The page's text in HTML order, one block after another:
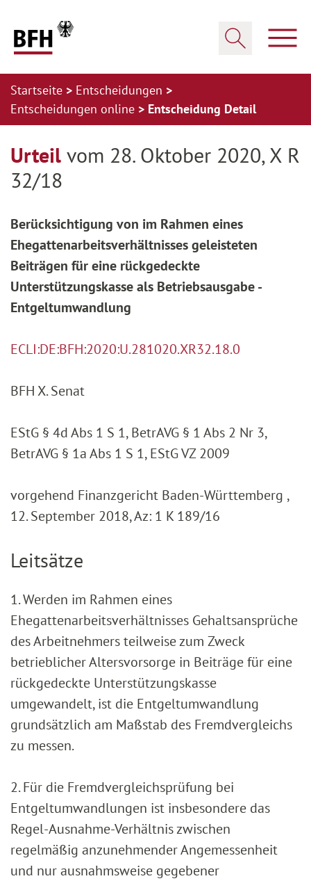
Startseite
Entscheidungen
Entscheidungen online
Entscheidung Detail
Urteil vom 28. Oktober 2020, X R
32/18
Berücksichtigung von im Rahmen eines
Ehegattenarbeitsverhältnisses geleisteten
Beiträgen für eine rückgedeckte
Unterstützungskasse als Betriebsausgabe -
Entgeltumwandlung
ECLI:DE:BFH:2020:U.281020.XR32.18.0
BFH X. Senat
EStG § 4d Abs 1 S 1, BetrAVG § 1 Abs 2 Nr 3,
BetrAVG § 1a Abs 1 S 1, EStG VZ 2009
vorgehend Finanzgericht Baden-Württemberg ,
12. September 2018, Az: 1 K 189/16
Leitsätze
1. Werden im Rahmen eines
Ehegattenarbeitsverhältnisses Gehaltsansprüche
des Arbeitnehmers teilweise zum Zweck
betrieblicher Altersvorsorge in Beiträge für eine
rückgedeckte Unterstützungskasse
umgewandelt, ist die Entgeltumwandlung
grundsätzlich am Maßstab des Fremdvergleichs
zu messen.
2. Für die Fremdvergleichsprüfung bei
Entgeltumwandlungen ist insbesondere das
Regel-Ausnahme-Verhältnis zwischen
regelmäßig anzunehmender Angemessenheit
und nur ausnahmsweise gegebener